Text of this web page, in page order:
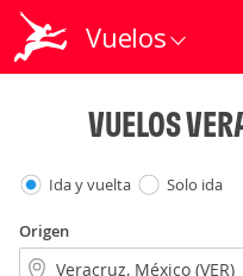
Vuelos
VUELOS
Ida y vuelta Solo ida
Origen